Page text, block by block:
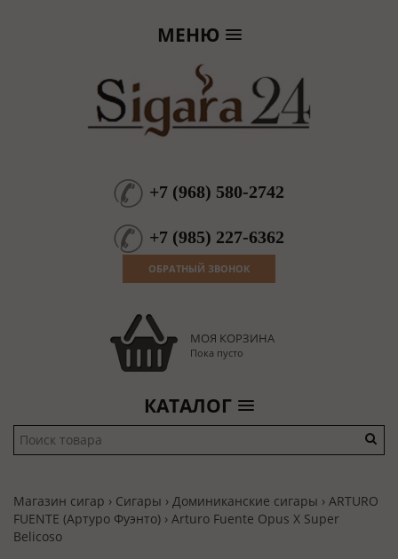
МЕНЮ
+7 (968) 580-2742
+7 (985) 227-6362
ОБРАТНЫЙ ЗВОНОК
МОЯ КОРЗИНА
Пока пусто
КАТАЛОГ
Магазин сигар › Сигары › Доминиканские сигары › ARTURO
FUENTE (Артуро Фуэнто) › Arturo Fuente Opus X Super
Belicoso